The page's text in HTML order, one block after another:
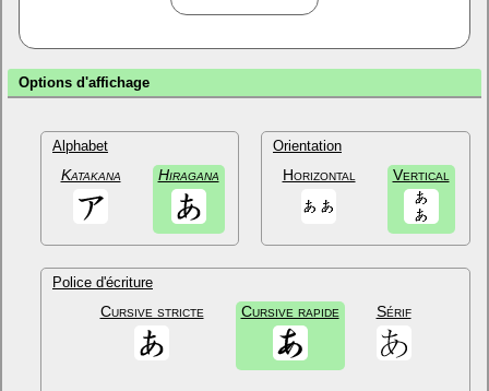
Options d'affichage
Alphabet
Katakana Hiragana
Orientation
Horizontal Vertical
Police d'écriture
Cursive stricte Cursive rapide Sérif